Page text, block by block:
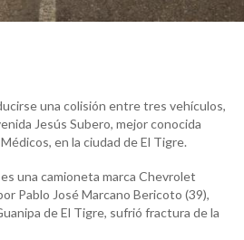
una colisión entre tres vehículos,
Jesús Subero, mejor conocida
en la ciudad de El Tigre.
una camioneta marca Chevrolet
Pablo José Marcano Bericoto (39),
de El Tigre, sufrió fractura de la